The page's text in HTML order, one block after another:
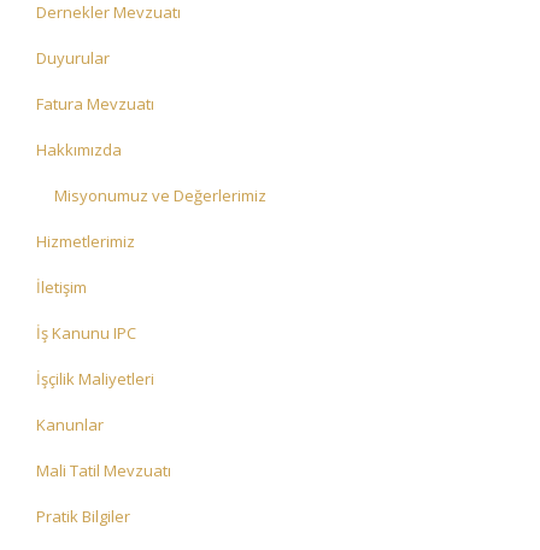
Dernekler Mevzuatı
Duyurular
Fatura Mevzuatı
Hakkımızda
Misyonumuz ve Değerlerimiz
Hizmetlerimiz
İletişim
İş Kanunu IPC
İşçilik Maliyetleri
Kanunlar
Mali Tatil Mevzuatı
Pratik Bilgiler